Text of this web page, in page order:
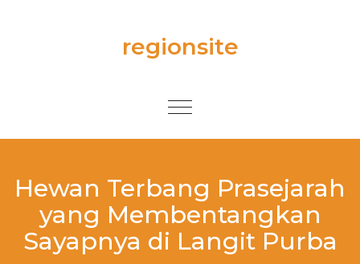
regionsite
Toggle
Hewan Terbang Prasejarah
yang Membentangkan
Sayapnya di Langit Purba